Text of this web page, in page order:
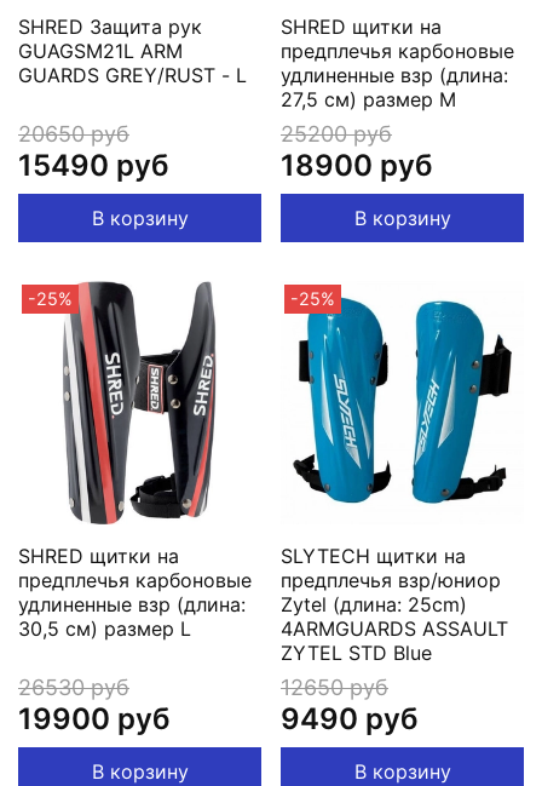
SHRED Защита рук
GUAGSM21L ARM
GUARDS GREY/RUST - L
20650 руб
15490 руб
В корзину
SHRED щитки на
предплечья карбоновые
удлиненные взр (длина:
27,5 см) размер M
25200 руб
18900 руб
В корзину
-25%
SHRED щитки на
предплечья карбоновые
удлиненные взр (длина:
30,5 см) размер L
26530 руб
19900 руб
В корзину
-25%
SLYTECH щитки на
предплечья взр/юниор
Zytel (длина: 25cm)
4ARMGUARDS ASSAULT
ZYTEL STD Blue
12650 руб
9490 руб
В корзину